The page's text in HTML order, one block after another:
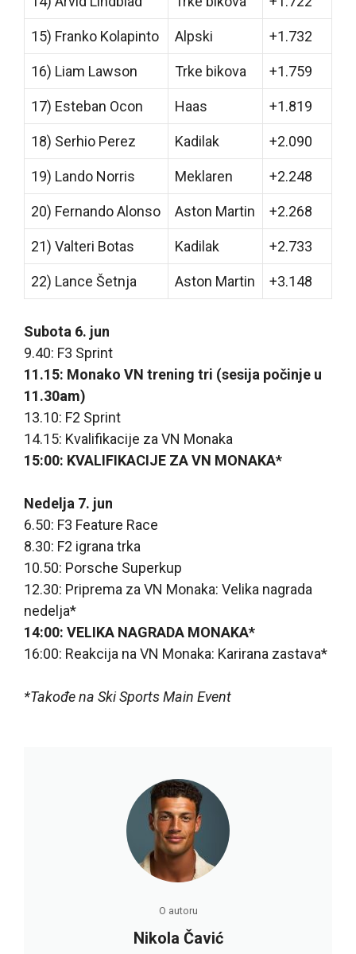
15) Franko Kolapinto Alpski +1.732
16) Liam Lawson Trke bikova +1.759
17) Esteban Ocon Haas +1.819
18) Serhio Perez Kadilak +2.090
19) Lando Norris Meklaren +2.248
20) Fernando Alonso Aston Martin +2.268
21) Valteri Botas Kadilak +2.733
22) Lance Šetnja Aston Martin +3.148
Subota 6. jun
9.40: F3 Sprint
11.15: Monako VN trening tri (sesija počinje u
11.30am)
13.10: F2 Sprint
14.15: Kvalifikacije za VN Monaka
15:00: KVALIFIKACIJE ZA VN MONAKA*
Nedelja 7. jun
6.50: F3 Feature Race
8.30: F2 igrana trka
10.50: Porsche Superkup
12.30: Priprema za VN Monaka: Velika nagrada
nedelja*
14:00: VELIKA NAGRADA MONAKA*
16:00: Reakcija na VN Monaka: Karirana zastava*
*Takođe na Ski Sports Main Event
O autoru
Nikola Čavić